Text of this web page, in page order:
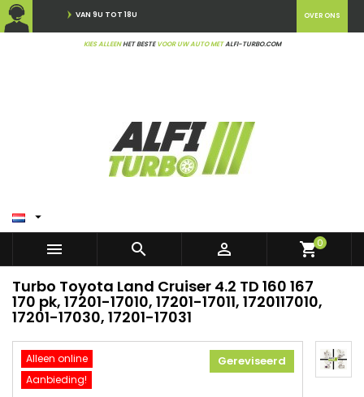
VAN 9U TOT 18U
KIES ALLEENHET BESTEVOOR UW AUTO METALFI-TURBO.COM
OVER ONS

   shopping_cart0
Turbo Toyota Land Cruiser 4.2 TD 160 167
170 pk, 17201-17010, 17201-17011, 1720117010,
17201-17030, 17201-17031
Alleen online
Aanbieding!
Gereviseerd